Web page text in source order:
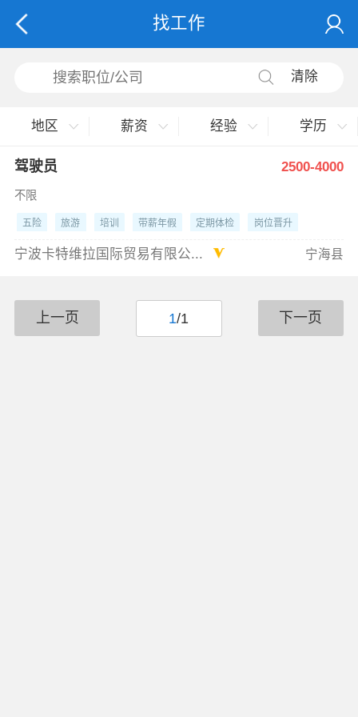
找工作
清除
地区 薪资 经验 学历
驾驶员 2500-4000
不限
五险 旅游 培训 带薪年假 定期体检 岗位晋升
项目提成
宁波卡特维拉国际贸易有限公... 宁海县
上一页 1/1 下一页